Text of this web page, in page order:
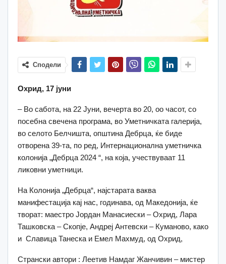
Сподели
Охрид, 17 јуни
– Во сабота, на 22 Јуни, вечерта во 20, оо часот, со
посебна свечена програма, во Уметничката галерија,
во селото Белчишта, општина Дебрца, ќе биде
отворена 39-та, по ред, Интернационална уметничка
колонија „Дебрца 2024 “, на која, учествуваат 11
ликовни уметници.
На Колонија „Дебрца“, најстарата ваква
манифестација кај нас, годинава, од Македонија, ќе
творат: маестро Јордан Манасиески – Охрид, Лара
Ташковска – Скопје, Андреј Антевски – Куманово, како
и Славица Танеска и Емел Махмуд, од Охрид,
Странски автори : Леетив Намдаг Жанчивин – мистер